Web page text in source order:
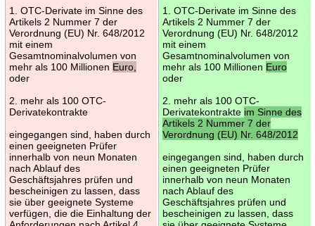
1. OTC-Derivate im Sinne des
Artikels 2 Nummer 7 der
Verordnung (EU) Nr. 648/2012
mit einem
Gesamtnominalvolumen von
mehr als 100 Millionen Euro,
oder
2. mehr als 100 OTC-
Derivatekontrakte
eingegangen sind, haben durch
einen geeigneten Prüfer
innerhalb von neun Monaten
nach Ablauf des
Geschäftsjahres prüfen und
bescheinigen zu lassen, dass
sie über geeignete Systeme
verfügen, die die Einhaltung der
1. OTC-Derivate im Sinne des
Artikels 2 Nummer 7 der
Verordnung (EU) Nr. 648/2012
mit einem
Gesamtnominalvolumen von
mehr als 100 Millionen Euro
oder
2. mehr als 100 OTC-
Derivatekontrakte im Sinne des
Artikels 2 Nummer 7 der
Verordnung (EU) Nr. 648/2012
eingegangen sind, haben durch
einen geeigneten Prüfer
innerhalb von neun Monaten
nach Ablauf des
Geschäftsjahres prüfen und
bescheinigen zu lassen, dass